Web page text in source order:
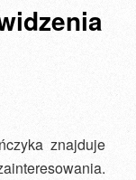
znajduje